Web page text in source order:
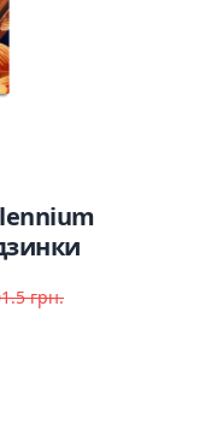
грн.